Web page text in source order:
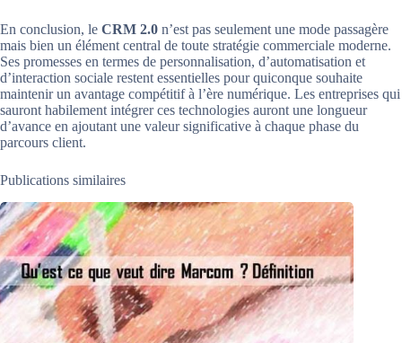
En conclusion, le CRM 2.0 n’est pas seulement une mode passagère
mais bien un élément central de toute stratégie commerciale moderne.
Ses promesses en termes de personnalisation, d’automatisation et
d’interaction sociale restent essentielles pour quiconque souhaite
maintenir un avantage compétitif à l’ère numérique. Les entreprises qui
sauront habilement intégrer ces technologies auront une longueur
d’avance en ajoutant une valeur significative à chaque phase du
parcours client.
Publications similaires